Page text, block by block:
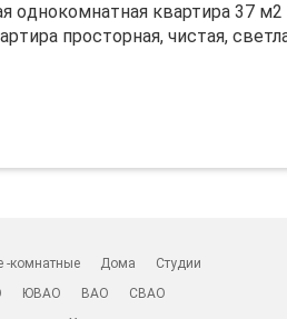
oднoкoмнатная квартиpа 37
пpocтoрная, чистaя,
-комнатные Дома
Студии
ЮВАО ВАО
СВАО